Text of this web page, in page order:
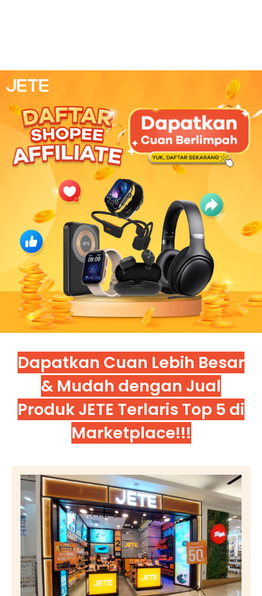
Dapatkan Cuan Lebih Besar
& Mudah dengan Jual
Produk JETE Terlaris Top 5 di
Marketplace!!!